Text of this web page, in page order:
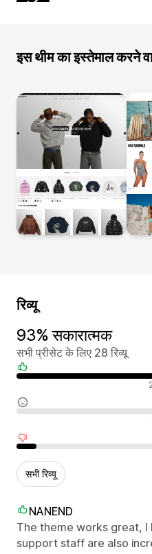
इस थीम का इस्तेमाल करने
रिव्यू
93% सकारात्मक
सभी प्रीसेट के लिए 28 रिव्यू
सकारात्मक रिव्यू
न्यूट्रल रिव्यू
नकारात्मक रिव्यू
सभी रिव्यू
NANEND
The theme works great, I
support staff are also